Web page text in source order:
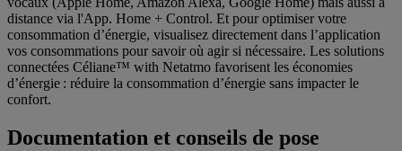
distance via l'App. Home + Control. Et pour optimiser votre
consommation d’énergie, visualisez directement dans l’application
vos consommations pour savoir où agir si nécessaire. Les solutions
connectées Céliane™ with Netatmo favorisent les économies
d’énergie : réduire la consommation d’énergie sans impacter le
confort.
Documentation et conseils de pose